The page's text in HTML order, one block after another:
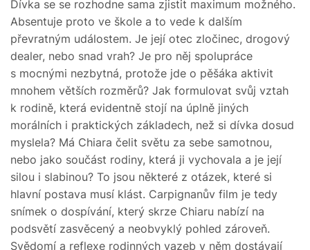
Dívka se se rozhodne sama zjistit maximum možného.
Absentuje proto ve škole a to vede k dalším
převratným událostem. Je její otec zločinec, drogový
dealer, nebo snad vrah? Je pro něj spolupráce
s mocnými nezbytná, protože jde o pěšáka aktivit
mnohem větších rozměrů? Jak formulovat svůj vztah
k rodině, která evidentně stojí na úplně jiných
morálních i praktických základech, než si dívka dosud
myslela? Má Chiara čelit světu za sebe samotnou,
nebo jako součást rodiny, která ji vychovala a je její
silou i slabinou? To jsou některé z otázek, které si
hlavní postava musí klást. Carpignanův film je tedy
snímek o dospívání, který skrze Chiaru nabízí na
podsvětí zasvěcený a neobvyklý pohled zároveň.
Svědomí a reflexe rodinných vazeb v něm dostávají